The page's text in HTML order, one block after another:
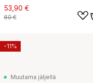
53,90 €
60 €
Muutama jäljellä
-11%